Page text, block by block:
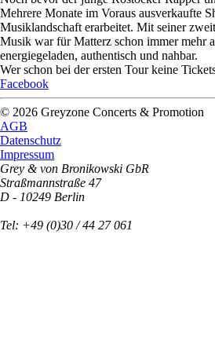
Mehrere Monate im Voraus ausverkaufte
Musiklandschaft erarbeitet. Mit seiner
Musik war für Matterz schon immer mehr
energiegeladen, authentisch und nahbar.
Wer schon bei der ersten Tour keine
Facebook
© 2026 Greyzone Concerts & Promotion
AGB
Datenschutz
Impressum
Grey & von Bronikowski GbR
Straßmannstraße 47
D - 10249 Berlin
Tel: +49 (0)30 / 44 27 061